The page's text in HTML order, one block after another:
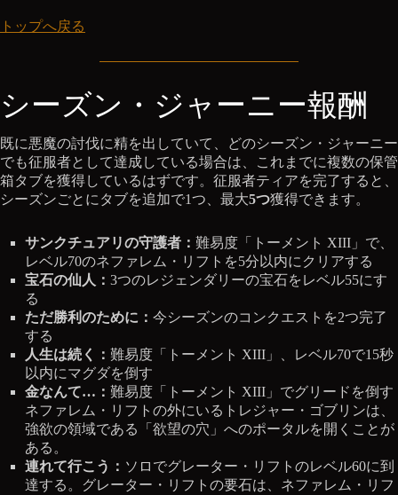
トップへ戻る
シーズン・ジャーニー報酬
既に悪魔の討伐に精を出していて、どのシーズン・ジャーニー
でも征服者として達成している場合は、これまでに複数の保管
箱タブを獲得しているはずです。征服者ティアを完了すると、
シーズンごとにタブを追加で1つ、最大5つ獲得できます。
サンクチュアリの守護者： 難易度「トーメント XIII」で、
レベル70のネファレム・リフトを5分以内にクリアする
宝石の仙人： 3つのレジェンダリーの宝石をレベル55にす
る
ただ勝利のために： 今シーズンのコンクエストを2つ完了
する
人生は続く： 難易度「トーメント XIII」、レベル70で15秒
以内にマグダを倒す
金なんて…： 難易度「トーメント XIII」でグリードを倒す
ネファレム・リフトの外にいるトレジャー・ゴブリンは、
強欲の領域である「欲望の穴」へのポータルを開くことが
ある。
連れて行こう： ソロでグレーター・リフトのレベル60に到
達する。グレーター・リフトの要石は、ネファレム・リフ